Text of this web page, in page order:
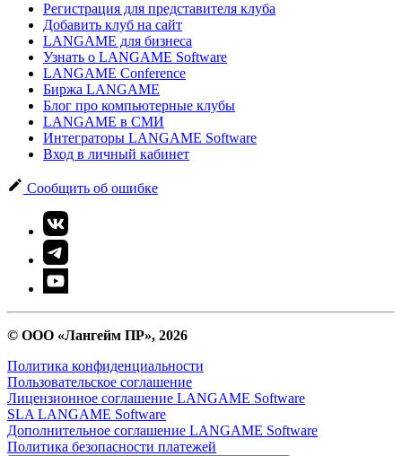
Регистрация для представителя клуба
Добавить клуб на сайт
LANGAME для бизнеса
Узнать о LANGAME Software
LANGAME Conference
Биржа LANGAME
Блог про компьютерные клубы
LANGAME в СМИ
Интеграторы LANGAME Software
Вход в личный кабинет
Сообщить об ошибке
© ООО «Лангейм ПР», 2026
Политика конфиденциальности
Пользовательское соглашение
Лицензионное соглашение LANGAME Software
SLA LANGAME Software
Дополнительное соглашение LANGAME Software
Политика безопасности платежей